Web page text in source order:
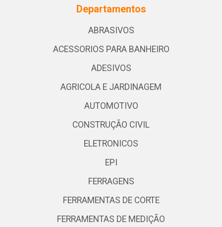
Departamentos
ABRASIVOS
ACESSORIOS PARA BANHEIRO
ADESIVOS
AGRICOLA E JARDINAGEM
AUTOMOTIVO
CONSTRUÇÃO CIVIL
ELETRONICOS
EPI
FERRAGENS
FERRAMENTAS DE CORTE
FERRAMENTAS DE MEDIÇÃO